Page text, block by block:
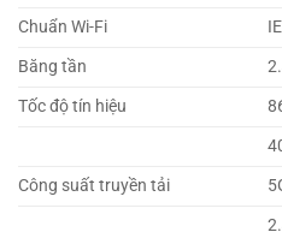
Chuẩn Wi-Fi
Băng tần
Tốc độ tín hiệu
Công suất truyền tải